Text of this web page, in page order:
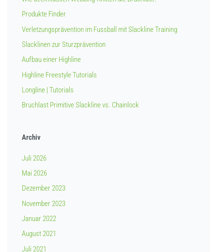
Produkte Finder
Verletzungsprävention im Fussball mit Slackline Training
Slacklinen zur Sturzprävention
Aufbau einer Highline
Highline Freestyle Tutorials
Longline | Tutorials
Bruchlast Primitive Slackline vs. Chainlock
Archiv
Juli 2026
Mai 2026
Dezember 2023
November 2023
Januar 2022
August 2021
Juli 2021